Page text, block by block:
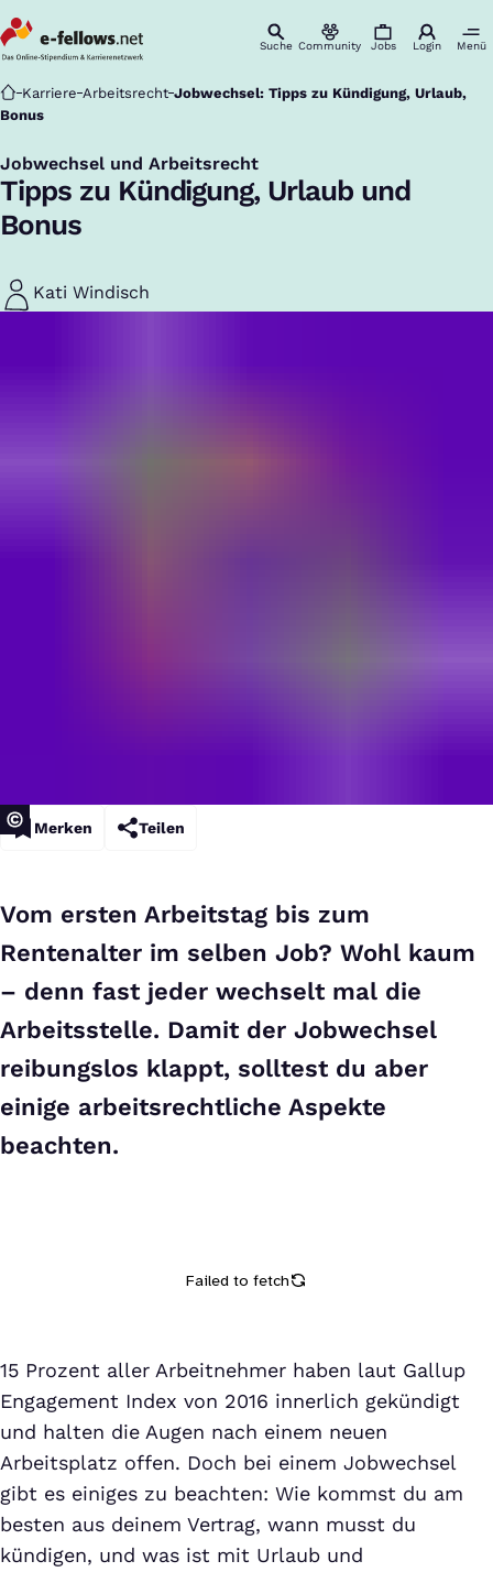
Suche Community Jobs Login Menü
Startseite
Karriere Arbeitsrecht Jobwechsel: Tipps zu Kündigung, Urlaub,
Bonus
Jobwechsel und Arbeitsrecht
:
Tipps zu Kündigung, Urlaub und
Bonus
Kati Windisch
Merken Teilen
Vom ersten Arbeitstag bis zum
Rentenalter im selben Job? Wohl kaum
– denn fast jeder wechselt mal die
Arbeitsstelle. Damit der Jobwechsel
reibungslos klappt, solltest du aber
einige arbeitsrechtliche Aspekte
beachten.
15 Prozent aller Arbeitnehmer haben laut Gallup
Engagement Index von 2016 innerlich gekündigt
und halten die Augen nach einem neuen
Arbeitsplatz offen. Doch bei einem Jobwechsel
gibt es einiges zu beachten: Wie kommst du am
besten aus deinem Vertrag, wann musst du
kündigen, und was ist mit Urlaub und